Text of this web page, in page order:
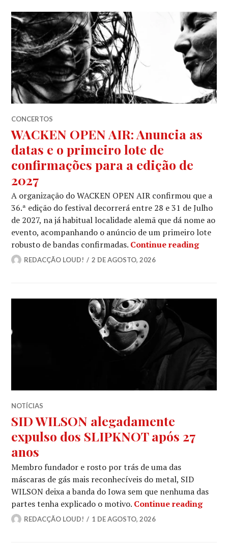
CONCERTOS
WACKEN OPEN AIR: Anuncia as
datas e o primeiro lote de
confirmações para a edição de
2027
A organização do WACKEN OPEN AIR confirmou que a
36.ª edição do festival decorrerá entre 28 e 31 de Julho
de 2027, na já habitual localidade alemã que dá nome ao
evento, acompanhando o anúncio de um primeiro lote
robusto de bandas confirmadas. Continue reading
REDACÇÃO LOUD! 2 DE AGOSTO, 2026
NOTÍCIAS
SID WILSON alegadamente
expulso dos SLIPKNOT após 27
anos
Membro fundador e rosto por trás de uma das
máscaras de gás mais reconhecíveis do metal, SID
WILSON deixa a banda do Iowa sem que nenhuma das
partes tenha explicado o motivo. Continue readingSID
REDACÇÃO LOUD! 1 DE AGOSTO, 2026